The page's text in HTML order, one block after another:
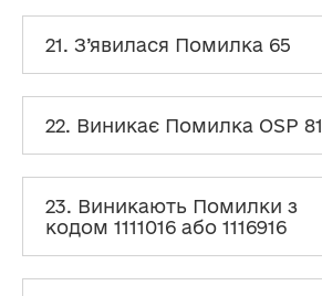
21. З’явилася Помилка 65
22. Виникає Помилка OSP 81
23. Виникають Помилки з
кодом 1111016 або 1116916